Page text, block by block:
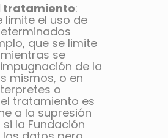
tratamiento:
limite el uso de
que se limite
se
de la
mismos, o en
o
tratamiento es
a la supresión
la Fundación